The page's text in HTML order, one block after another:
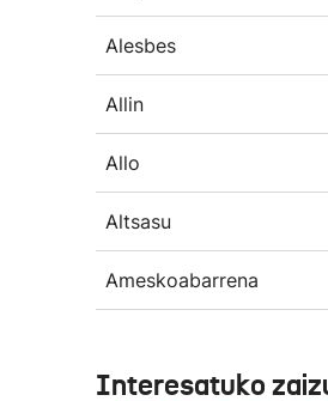
Alesbes
Allin
Allo
Altsasu
Ameskoabarrena
Interesatuko